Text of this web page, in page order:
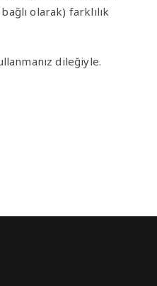
olarak) farklılık
dileğiyle.